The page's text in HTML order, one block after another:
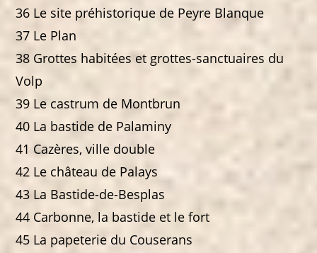
36 Le site préhistorique de Peyre Blanque
37 Le Plan
38 Grottes habitées et grottes-sanctuaires du
Volp
39 Le castrum de Montbrun
40 La bastide de Palaminy
41 Cazères, ville double
42 Le château de Palays
43 La Bastide-de-Besplas
44 Carbonne, la bastide et le fort
45 La papeterie du Couserans